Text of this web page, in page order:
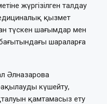
жүргізілген талдау
қызмет
түскен шағымдар мен
шараларға
Әлназарова
күшейту,
қамтамасыз ету